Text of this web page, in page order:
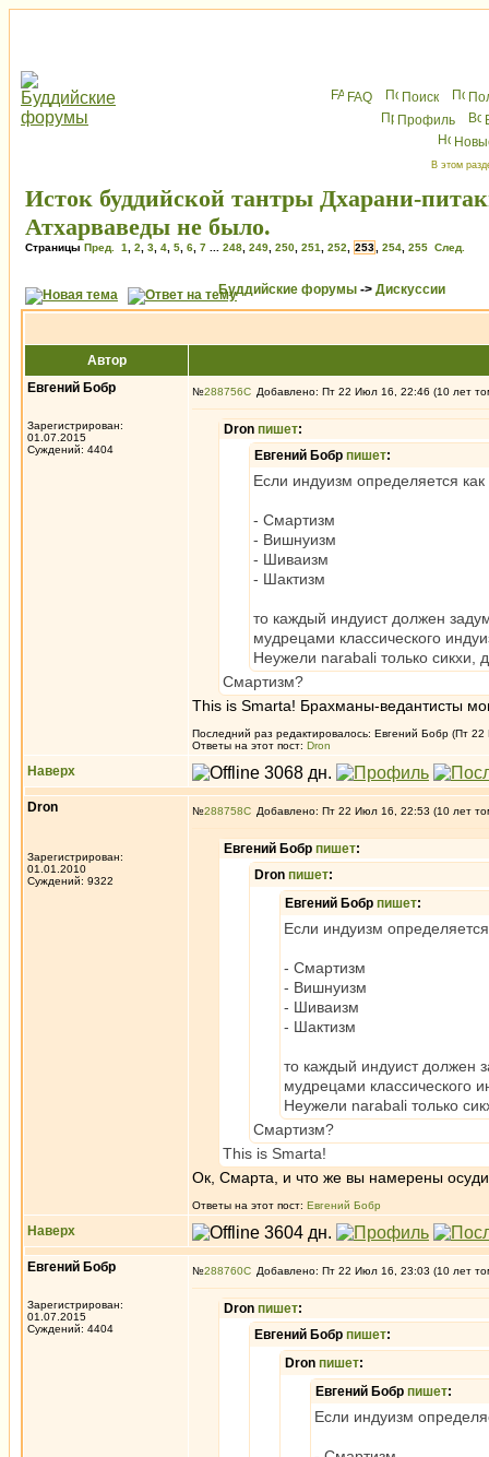
FAQ Поиск
Профиль
В этом
Исток буддийской тантры Дхарани-
Атхарваведы не было.
Страницы Пред. 1 2 3 4 5 6 7 248 249 250 251 252 253 254 255 След.
Буддийские форумы -> Дискуссии
Автор
Евгений Бобр
Зарегистрирован:
01.07.2015
Суждений: 4404
№288756 Добавлено: Пт 22 Июл 16, 22:46 (10 лет
Dron пишет:
Евгений Бобр пишет:
Если индуизм определяется как
- Смартизм
- Вишнуизм
- Шиваизм
- Шактизм
то каждый индуист должен
мудрецами классического
Неужели narabali только сикхи,
Смартизм?
This is Smarta! Брахманы-ведантисты
Последний раз редактировалось: Евгений Бобр (Пт
Ответы на этот пост: Dron
Наверх
Dron
Зарегистрирован:
01.01.2010
Суждений: 9322
№288758 Добавлено: Пт 22 Июл 16, 22:53 (10 лет
Евгений Бобр пишет:
Dron пишет:
Евгений Бобр пишет:
Если индуизм определяется
- Смартизм
- Вишнуизм
- Шиваизм
- Шактизм
то каждый индуист должен
мудрецами классического
Неужели narabali только
Смартизм?
This is Smarta!
Ок, Смарта, и что же вы намерены
Ответы на этот пост: Евгений Бобр
Наверх
Евгений Бобр
Зарегистрирован:
01.07.2015
Суждений: 4404
№288760 Добавлено: Пт 22 Июл 16, 23:03 (10 лет
Dron пишет:
Евгений Бобр пишет:
Dron пишет:
Евгений Бобр пишет:
Если индуизм